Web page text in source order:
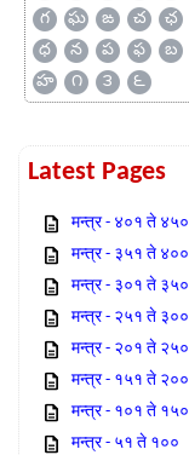
గ
ఘ ఙ చ ఛ
ధ
న ప ఫ బ
హ
౧ ౩ ౬
Latest Pages
मन्त्र - ४०१ ते ४५०
मन्त्र - ३५१ ते ४००
मन्त्र - ३०१ ते ३५०
मन्त्र - २५१ ते ३००
मन्त्र - २०१ ते २५०
मन्त्र - १५१ ते २००
मन्त्र - १०१ ते १५०
मन्त्र - ५१ ते १००